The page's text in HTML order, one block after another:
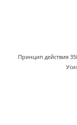
Принцип действия